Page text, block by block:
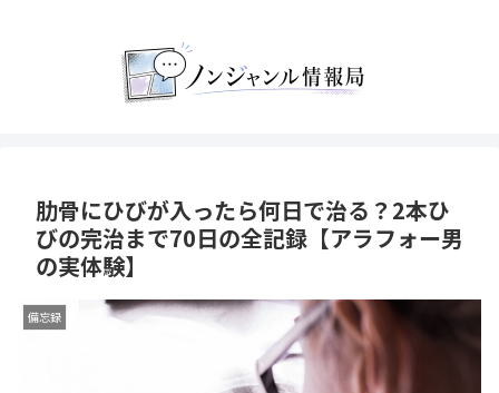
肋骨にひびが入ったら何日で治る？2本ひ
びの完治まで70日の全記録【アラフォー男
の実体験】
備忘録